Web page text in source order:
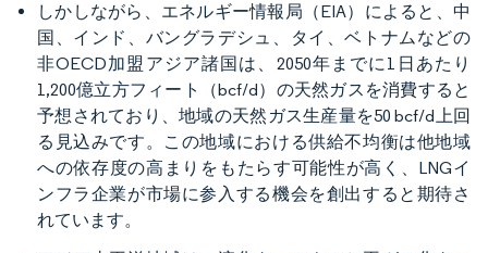
しかしながら、エネルギー情報局（EIA）によると、中
国、インド、バングラデシュ、タイ、ベトナムなどの
非OECD加盟アジア諸国は、2050年までに1日あたり
1,200億立方フィート（bcf/d）の天然ガスを消費すると
予想されており、地域の天然ガス生産量を50 bcf/d上回
る見込みです。この地域における供給不均衡は他地域
への依存度の高まりをもたらす可能性が高く、LNGイ
ンフラ企業が市場に参入する機会を創出すると期待さ
れています。